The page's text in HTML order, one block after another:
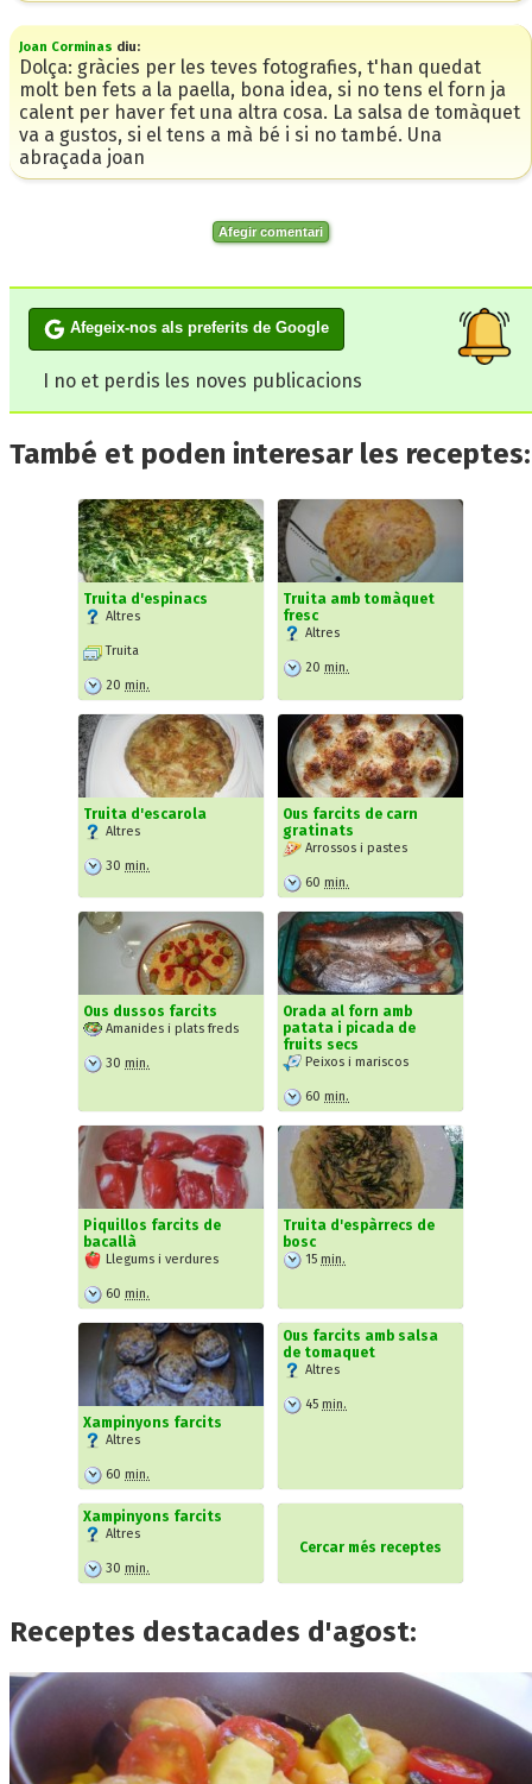
Joan Corminas diu:
Dolça: gràcies per les teves fotografies, t'han quedat
molt ben fets a la paella, bona idea, si no tens el forn ja
calent per haver fet una altra cosa. La salsa de tomàquet
va a gustos, si el tens a mà bé i si no també. Una
abraçada joan
Afegir comentari
Afegeix-nos als preferits de Google
I no et perdis les noves publicacions
També et poden interesar les receptes:
Truita d'espinacs
Altres
Truita
20 min.
Truita amb tomàquet
fresc
Altres
20 min.
Truita d'escarola
Altres
30 min.
Ous farcits de carn
gratinats
Arrossos i pastes
60 min.
Ous dussos farcits
Amanides i plats freds
30 min.
Orada al forn amb
patata i picada de
fruits secs
Peixos i mariscos
60 min.
Piquillos farcits de
bacallà
Llegums i verdures
60 min.
Truita d'espàrrecs de
bosc
15 min.
Xampinyons farcits
Altres
60 min.
Ous farcits amb salsa
de tomaquet
Altres
45 min.
Xampinyons farcits
Altres
30 min.
Cercar més receptes
Receptes destacades d'agost: